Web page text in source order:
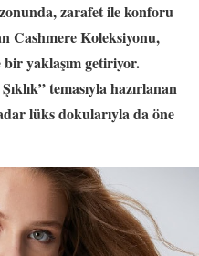
zarafet ile konforu
Cashmere Koleksiyonu,
bir yaklaşım getiriyor.
temasıyla hazırlanan
lüks dokularıyla da öne